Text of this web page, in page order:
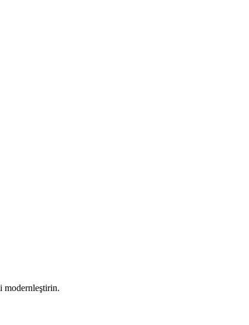
modernleştirin.